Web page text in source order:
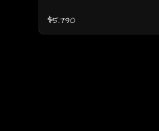
$5.790